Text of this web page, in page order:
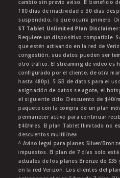
cambio sin previo aviso. El beneficio
180 días de inactividad o 30 días
suspendido, lo que ocurra primero.
ST Tablet Unlimited Plan Disclaimer:
Requiere un dispositivo compatible.
que estén activando en la red de
congestión, sus datos pueden ser
otro tráfico. El streaming de video es
configurado por el cliente, de otra
hasta 480p). 5 GB de datos para el
asignación de datos se agote, el
el siguiente ciclo. Descuento de $40/
paquete con la compra de un plan
permanecer activo para continuar
$40/mes. El plan Tablet Ilimitado no
descuentos multilínea.
^ Aviso legal para planes Silver/
impuestos. El plan de 7 días solo
actuales de los planes Bronze de $35
en la red Verizon. Los clientes del